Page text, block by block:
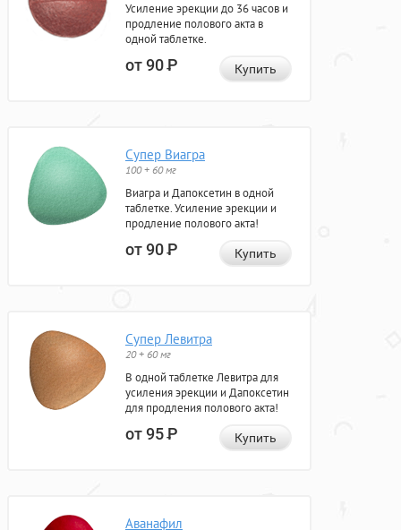
Усиление эрекции до 36 часов и
продление полового акта в
одной таблетке.
от 90Р Купить
Супер Виагра
100 + 60 мг
Виагра и Дапоксетин в одной
таблетке. Усиление эрекции и
продление полового акта!
от 90Р Купить
Супер Левитра
20 + 60 мг
В одной таблетке Левитра для
усиления эрекции и Дапоксетин
для продления полового акта!
от 95Р Купить
Аванафил